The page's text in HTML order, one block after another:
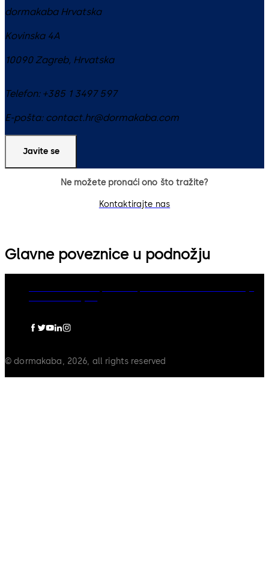
dormakaba Hrvatska
Kovinska 4A
10090 Zagreb, Hrvatska
Telefon: +385 1 3497 597
E-pošta: contact.hr@dormakaba.com
Javite se
Ne možete pronaći ono što tražite?
Kontaktirajte nas
Glavne poveznice u podnožju
© dormakaba, 2026, all rights reserved